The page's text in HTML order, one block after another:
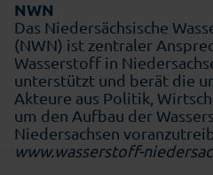
NWN
Das Niedersächsische
(NWN) ist zentraler
Wasserstoff in
unterstützt und berät die
Akteure aus Politik,
um den Aufbau der
Niedersachsen
www.wasserstoff-